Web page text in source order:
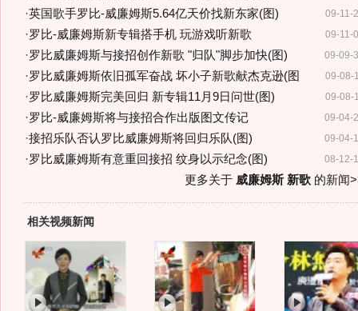
09-11-
·英国歌手罗比-威廉姆斯5.64亿天价找新东家(图)
09-11-
·罗比-威廉姆斯新专辑搭手机 玩游戏听新歌
09-09-
·罗比威廉姆斯与接招创作新歌 "归队"脚步加快(图)
09-08-
·罗比威廉姆斯依旧孤军奋战 坏小子新歌献杰克逊(图
09-08-
·罗比威廉姆斯完美回归 新专辑11月9日问世(图)
09-04-
·罗比-威廉姆斯将与接招合作出版图文传记
09-04-
·接招乐队否认罗比威廉姆斯将回归乐队(图)
08-12-
·罗比威廉姆斯有意重回接招 纹身以示纪念(图)
更多关于 威廉姆斯 新歌的新闻
相关视频新闻